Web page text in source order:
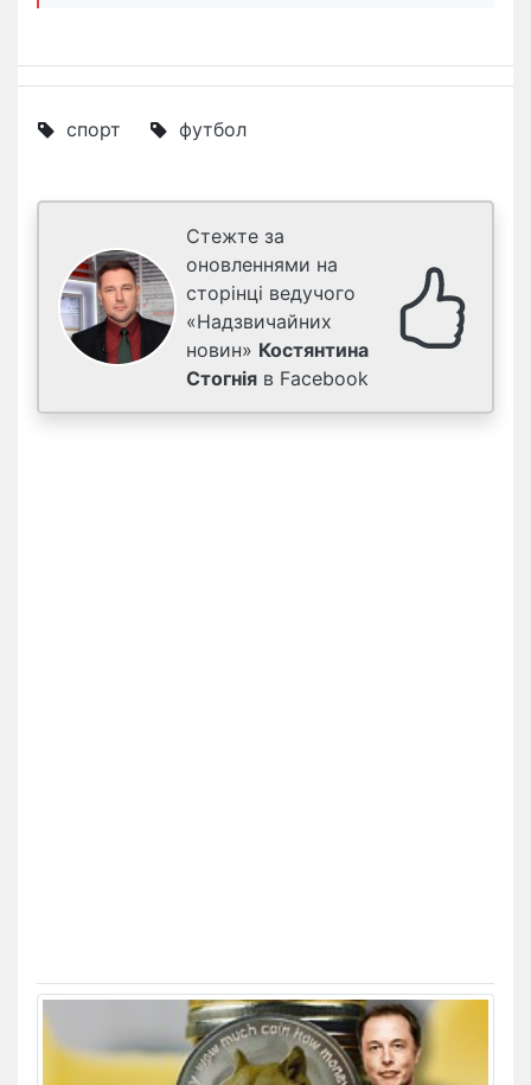
спорт футбол
Стежте за
оновленнями на
сторінці ведучого
«Надзвичайних
новин» Костянтина
Стогнія в Facebook